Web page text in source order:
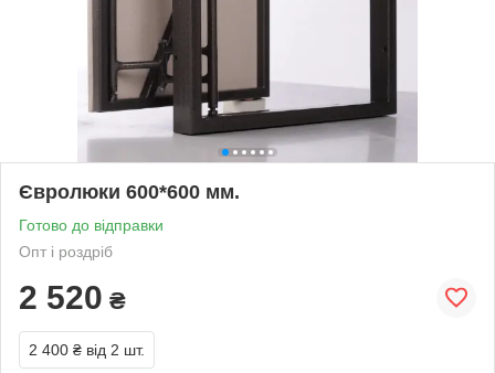
Євролюки 600*600 мм.
Готово до відправки
Опт і роздріб
2 520 ₴
2 400 ₴ від 2 шт.